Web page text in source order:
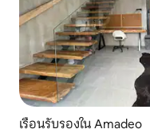
เรือนรับรองใน Amadeo